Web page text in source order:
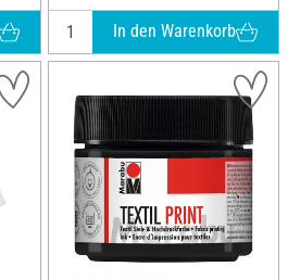
In den Warenkorb